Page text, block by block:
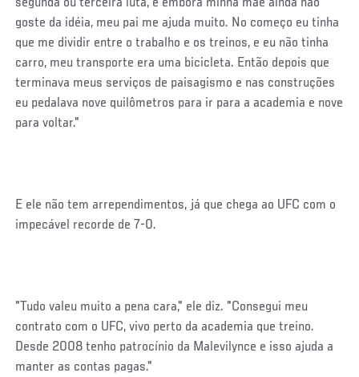
segunda ou terceira luta, e embora minha mãe ainda não
goste da idéia, meu pai me ajuda muito. No começo eu tinha
que me dividir entre o trabalho e os treinos, e eu não tinha
carro, meu transporte era uma bicicleta. Então depois que
terminava meus serviços de paisagismo e nas construções
eu pedalava nove quilômetros para ir para a academia e nove
para voltar."
E ele não tem arrependimentos, já que chega ao UFC com o
impecável recorde de 7-0.
"Tudo valeu muito a pena cara," ele diz. "Consegui meu
contrato com o UFC, vivo perto da academia que treino.
Desde 2008 tenho patrocínio da Malevilynce e isso ajuda a
manter as contas pagas."